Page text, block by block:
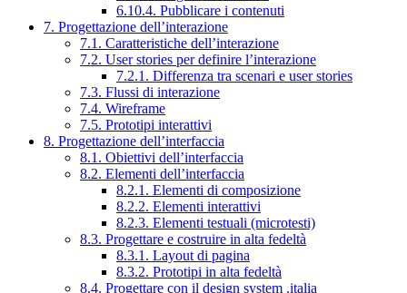
6.10.4. Pubblicare i contenuti
7. Progettazione dell’interazione
7.1. Caratteristiche dell’interazione
7.2. User stories per definire l’interazione
7.2.1. Differenza tra scenari e user stories
7.3. Flussi di interazione
7.4. Wireframe
7.5. Prototipi interattivi
8. Progettazione dell’interfaccia
8.1. Obiettivi dell’interfaccia
8.2. Elementi dell’interfaccia
8.2.1. Elementi di composizione
8.2.2. Elementi interattivi
8.2.3. Elementi testuali (microtesti)
8.3. Progettare e costruire in alta fedeltà
8.3.1. Layout di pagina
8.3.2. Prototipi in alta fedeltà
8.4. Progettare con il design system .italia